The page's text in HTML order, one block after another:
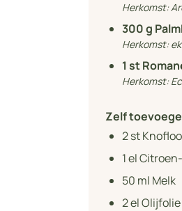
Herkomst:
300g
Herkomst:
1 st
Herkomst:
Zelf
2st
1el
50 ml Melk
2el Olijfolie